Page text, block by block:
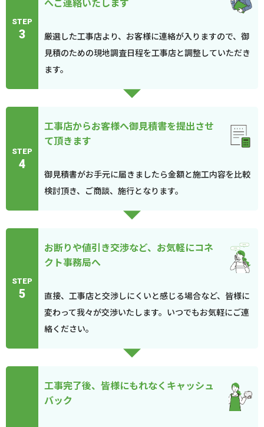
STEP
3
厳選した工事店より、お客様に連絡が入りますので、御
見積のための現地調査日程を工事店と調整していただき
ます。
STEP
4
工事店からお客様へ御見積書を提出させ
て頂きます
御見積書がお手元に届きましたら金額と施工内容を比較
検討頂き、ご商談、施行となります。
STEP
5
お断りや値引き交渉など、お気軽にコネ
クト事務局へ
直接、工事店と交渉しにくいと感じる場合など、皆様に
変わって我々が交渉いたします。いつでもお気軽にご連
絡ください。
工事完了後、皆様にもれなくキャッシュ
バック